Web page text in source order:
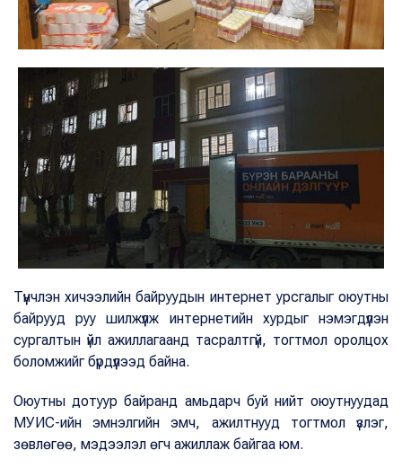
Түүнчлэн хичээлийн байруудын интернет урсгалыг оюутны
байрууд руу шилжүүлж интернетийн хурдыг нэмэгдүүлэн
сургалтын үйл ажиллагаанд тасралтгүй, тогтмол оролцох
боломжийг бүрдүүлээд байна.
Оюутны дотуур байранд амьдарч буй нийт оюутнуудад
МУИС-ийн эмнэлгийн эмч, ажилтнууд тогтмол үзлэг,
зөвлөгөө, мэдээлэл өгч ажиллаж байгаа юм.